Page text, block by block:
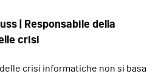
| Responsabile della
crisi
crisi informatiche non si basa